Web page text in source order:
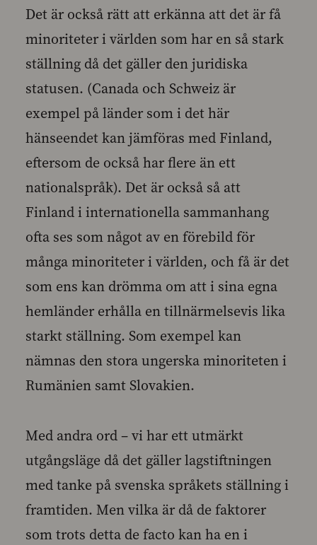
Det är också rätt att erkänna att det är få
minoriteter i världen som har en så stark
ställning då det gäller den juridiska
statusen. (Canada och Schweiz är
exempel på länder som i det här
hänseendet kan jämföras med Finland,
eftersom de också har flere än ett
nationalspråk). Det är också så att
Finland i internationella sammanhang
ofta ses som något av en förebild för
många minoriteter i världen, och få är det
som ens kan drömma om att i sina egna
hemländer erhålla en tillnärmelsevis lika
starkt ställning. Som exempel kan
nämnas den stora ungerska minoriteten i
Rumänien samt Slovakien.
Med andra ord – vi har ett utmärkt
utgångsläge då det gäller lagstiftningen
med tanke på svenska språkets ställning i
framtiden. Men vilka är då de faktorer
som trots detta de facto kan ha en i